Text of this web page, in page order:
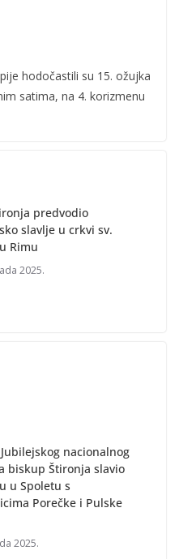
hodočastili su 15. ožujka
satima, na 4. korizmenu
predvodio
slavlje u crkvi sv.
Rimu
2025.
nacionalnog
biskup Štironja slavio
u Spoletu s
Porečke i Pulske
2025.